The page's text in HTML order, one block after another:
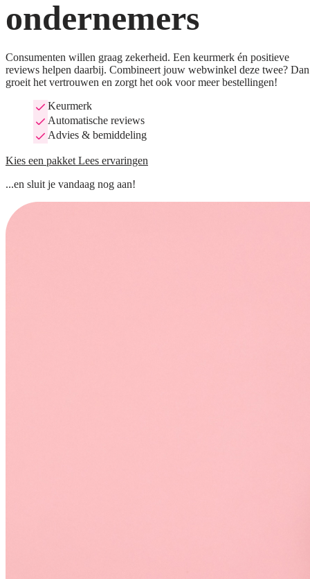
ondernemers
Consumenten willen graag zekerheid. Een keurmerk én positieve
reviews helpen daarbij. Combineert jouw webwinkel deze twee? Dan
groeit het vertrouwen en zorgt het ook voor meer bestellingen!
Keurmerk
Automatische reviews
Advies & bemiddeling
Kies een pakket Lees ervaringen
...en sluit je vandaag nog aan!